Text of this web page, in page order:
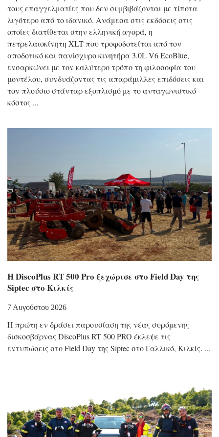
τους επαγγελματίες που δεν συμβιβάζονται με τίποτα
λιγότερο από το ιδανικό. Ανάμεσα στις εκδόσεις στις
οποίες διατίθεται στην ελληνική αγορά, η
πετρελαιοκίνητη XLT που τροφοδοτείται από τον
αποδοτικό και πανίσχυρο κινητήρα 3.0L V6 EcoBlue,
ενσαρκώνει με τον καλύτερο τρόπο τη φιλοσοφία του
μοντέλου, συνδυάζοντας τις απαράμιλλες επιδόσεις και
τον πλούσιο στάνταρ εξοπλισμό με το ανταγωνιστικό
κόστος
Η DiscoPlus RT 500 Pro ξεχώρισε στο Field Day της
Siptec στο Κιλκίς
7 Αυγούστου 2026
Η πρώτη εν δράσει παρουσίαση της νέας συρόμενης
δισκοσβάρνας DiscoPlus RT 500 PRO έκλεψε τις
εντυπώσεις στο Field Day της Siptec στο Γαλλικό, Κιλκίς.